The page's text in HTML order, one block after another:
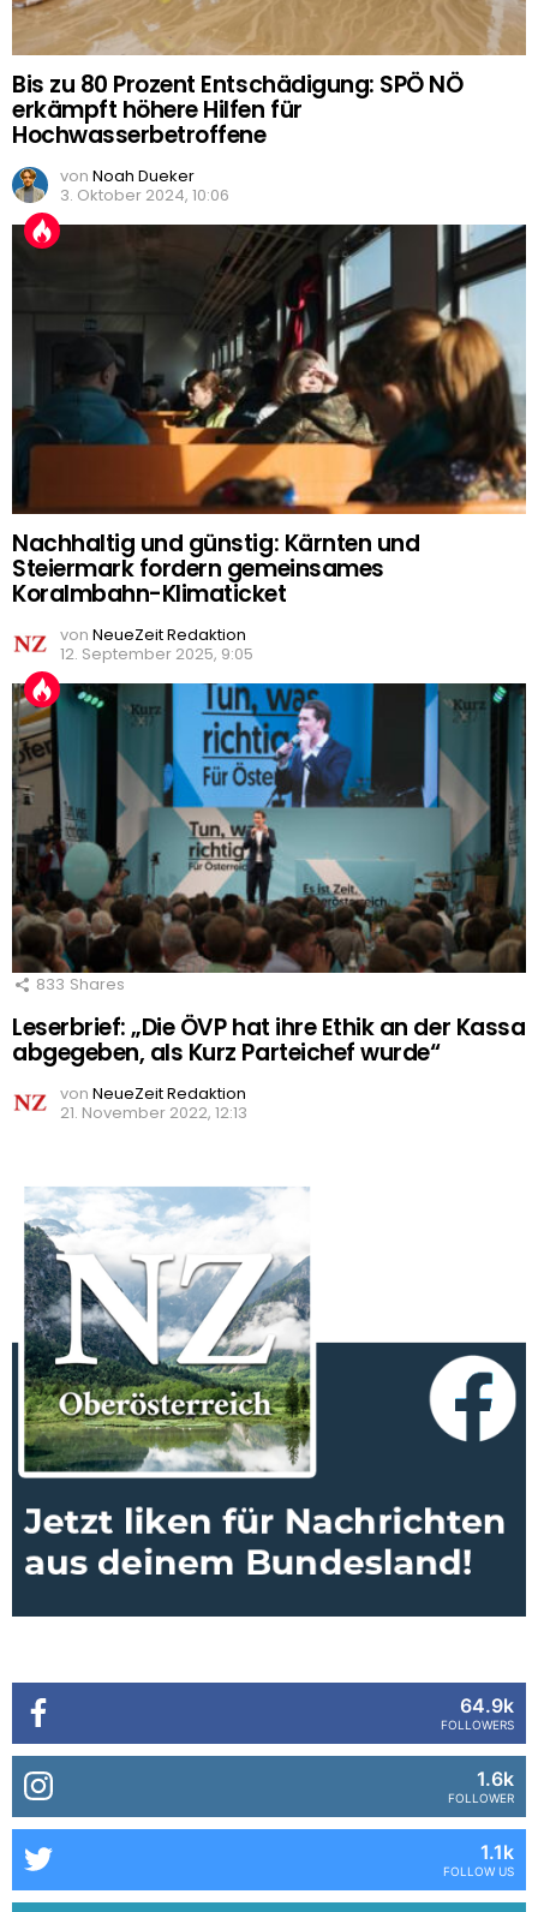
Bis zu 80 Prozent Entschädigung: SPÖ NÖ
erkämpft höhere Hilfen für
Hochwasserbetroffene
von Noah Dueker
3. Oktober 2024, 10:06
Nachhaltig und günstig: Kärnten und
Steiermark fordern gemeinsames
Koralmbahn-Klimaticket
von NeueZeit Redaktion
12. September 2025, 9:05
833 Shares
Leserbrief: „Die ÖVP hat ihre Ethik an der Kassa
abgegeben, als Kurz Parteichef wurde“
von NeueZeit Redaktion
21. November 2022, 12:13
64.9k
FOLLOWERS
1.6k
FOLLOWER
1.1k
FOLLOW US